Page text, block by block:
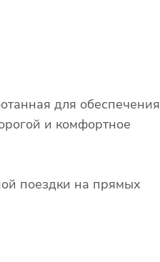
для обеспечения
и комфортное
поездки на прямых